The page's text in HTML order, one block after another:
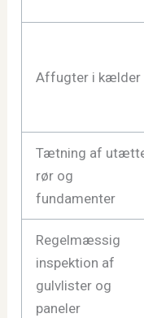
Affugter i kælder
Tætning af
rør og
fundamenter
Regelmæssig
inspektion af
gulvlister og
paneler